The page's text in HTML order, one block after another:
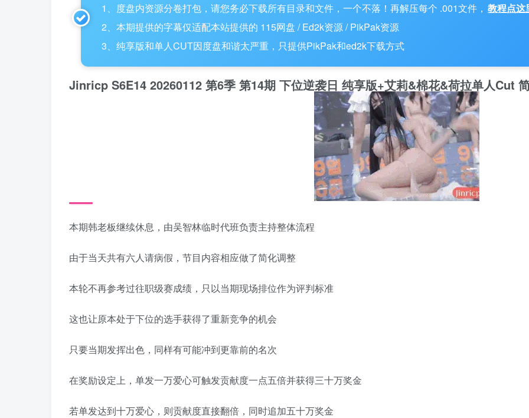
1、度盘内资源分卷打包，请您务必下载所有目录和文件，一个不落！再解压每个 .001文件， 教程点这
2、本期提供的字幕仅适配本站提供的 115网盘 / Ed2k资源 / PikPak资源
3、纯享版和单人CUT因度盘和谐太严重，只提供PikPak和ed2k下载方式
Jinricp S6E14 20260112 第6季 第14期 下位逆袭日 纯享版+艾莉&棉花&荷拉单人Cut
本期韩老板继续休息，由吴智林临时代班负责主持整体流程
由于当天共有六人请病假，节目内容相应做了简化调整
本轮不再参考过往职级赛成绩，只以当期现场排位作为评判标准
这也让原本处于下位的选手获得了重新竞争的机会
只要当期发挥出色，同样有可能冲到更靠前的名次
在奖励设定上，单发一万爱心可触发贡献度一点五倍并获得三十万奖金
若单发达到十万爱心，则贡献度直接翻倍，同时追加五十万奖金